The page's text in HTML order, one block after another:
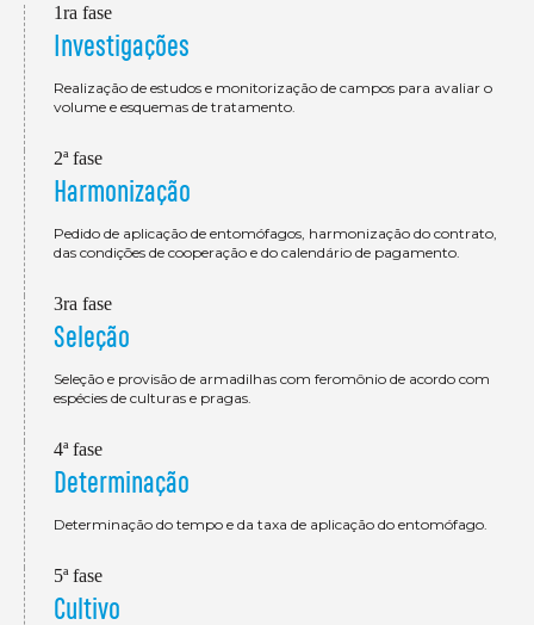
1ra fase
Investigações
Realização de estudos e monitorização de campos para avaliar o
volume e esquemas de tratamento.
2ª fase
Harmonização
Pedido de aplicação de entomófagos, harmonização do contrato,
das condições de cooperação e do calendário de pagamento.
3ra fase
Seleção
Seleção e provisão de armadilhas com feromônio de acordo com
espécies de culturas e pragas.
4ª fase
Determinação
Determinação do tempo e da taxa de aplicação do entomófago.
5ª fase
Cultivo